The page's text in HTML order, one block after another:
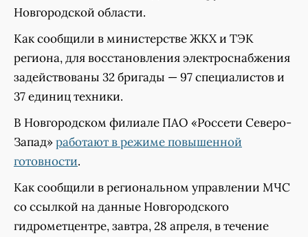
Новгородской области.
Как сообщили в министерстве ЖКХ и ТЭК
региона, для восстановления электроснабжения
задействованы 32 бригады — 97 специалистов и
37 единиц техники.
В Новгородском филиале ПАО «Россети Северо-
Запад»работают в режиме повышенной
готовности.
Как сообщили в региональном управлении МЧС
со ссылкой на данные Новгородского
гидрометцентре, завтра, 28 апреля, в течение